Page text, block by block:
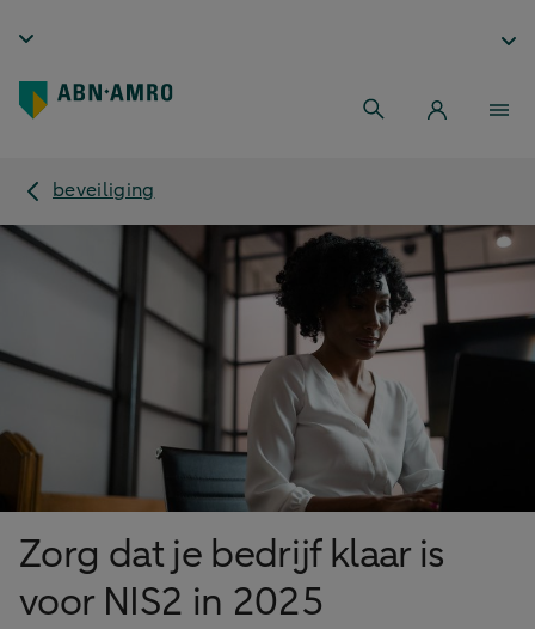
beveiliging
Zorg dat je bedrijf klaar is
voor NIS2 in 2025